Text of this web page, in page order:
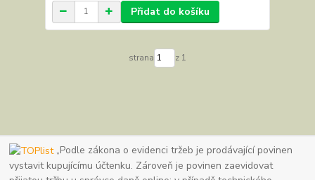
Přidat do košíku
strana z 1
„Podle zákona o evidenci tržeb je prodávající povinen
vystavit kupujícímu účtenku. Zároveň je povinen zaevidovat